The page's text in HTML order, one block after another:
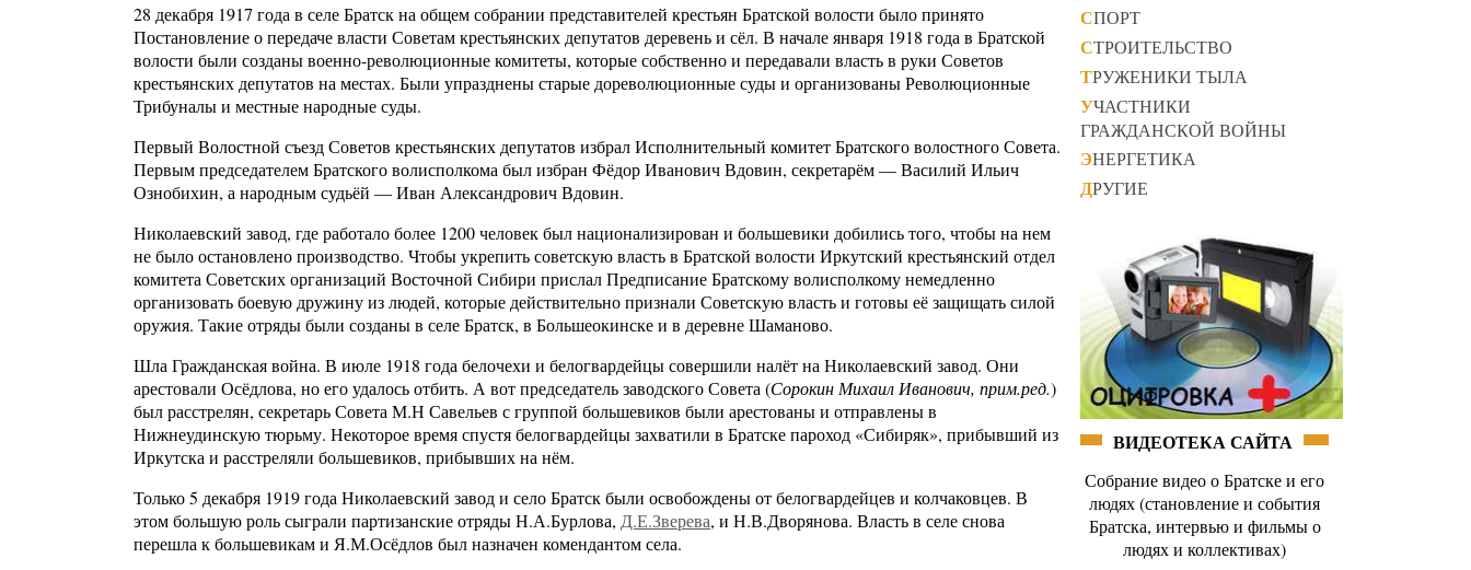
28 декабря 1917 года в селе Братск на общем собрании представителей крестьян Братской волости было принято
Постановление о передаче власти Советам крестьянских депутатов деревень и сёл. В начале января 1918 года в Братской
волости были созданы военно-революционные комитеты, которые собственно и передавали власть в руки Советов
крестьянских депутатов на местах. Были упразднены старые дореволюционные суды и организованы Революционные
Трибуналы и местные народные суды.
Первый Волостной съезд Советов крестьянских депутатов избрал Исполнительный комитет Братского волостного Совета.
Первым председателем Братского волисполкома был избран Фёдор Иванович Вдовин, секретарём — Василий Ильич
Ознобихин, а народным судьёй — Иван Александрович Вдовин.
Николаевский завод, где работало более 1200 человек был национализирован и большевики добились того, чтобы на нем
не было остановлено производство. Чтобы укрепить советскую власть в Братской волости Иркутский крестьянский отдел
комитета Советских организаций Восточной Сибири прислал Предписание Братскому волисполкому немедленно
организовать боевую дружину из людей, которые действительно признали Советскую власть и готовы её защищать силой
оружия. Такие отряды были созданы в селе Братск, в Большеокинске и в деревне Шаманово.
Шла Гражданская война. В июле 1918 года белочехи и белогвардейцы совершили налёт на Николаевский завод. Они
арестовали Осёдлова, но его удалось отбить. А вот председатель заводского Совета (Сорокин Михаил Иванович, прим.ред.)
был расстрелян, секретарь Совета М.Н Савельев с группой большевиков были арестованы и отправлены в
Нижнеудинскую тюрьму. Некоторое время спустя белогвардейцы захватили в Братске пароход «Сибиряк», прибывший из
Иркутска и расстреляли большевиков, прибывших на нём.
Только 5 декабря 1919 года Николаевский завод и село Братск были освобождены от белогвардейцев и колчаковцев. В
этом большую роль сыграли партизанские отряды Н.А.Бурлова, Д.Е.Зверева, и Н.В.Дворянова. Власть в селе снова
перешла к большевикам и Я.М.Осёдлов был назначен комендантом села.
СПОРТ
СТРОИТЕЛЬСТВО
ТРУЖЕНИКИ ТЫЛА
УЧАСТНИКИ
ГРАЖДАНСКОЙ ВОЙНЫ
ЭНЕРГЕТИКА
ДРУГИЕ
ВИДЕОТЕКА САЙТА
Собрание видео о Братске и его
людях (становление и события
Братска, интервью и фильмы о
людях и коллективах)